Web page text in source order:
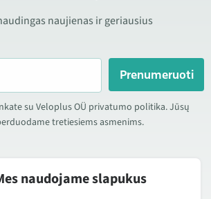
naujienas ir geriausius
Prenumeruoti
su Veloplus OÜ privatumo politika. Jūsų
tretiesiems asmenims.
tinkluose
apie geras kainas, naujus produktus ir
naudojame slapukus